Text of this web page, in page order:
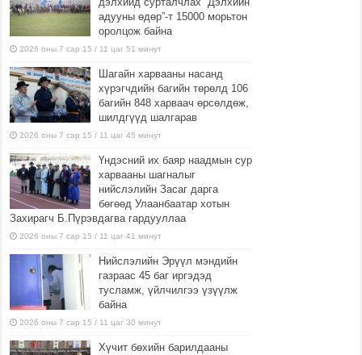
адууны өдөр”-т 15000 морьтон
оролцож байна
2026 оны 7 сар 15 / 11 цаг 51 минут
Шагайн харвааны насанд
хүрэгчдийн багийн төрөлд 106
багийн 848 харваач өрсөлдөж,
шилдгүүд шалгарав
2026 оны 7 сар 15 / 11 цаг 45 минут
Үндэсний их баяр наадмын сур
харвааны шагналыг
нийслэлийн Засаг дарга
бөгөөд Улаанбаатар хотын
Захирагч Б.Пүрэвдагва гардууллаа
2026 оны 7 сар 15 / 11 цаг 41 минут
Нийслэлийн Эрүүл мэндийн
газраас 45 баг иргэдэд
тусламж, үйлчилгээ үзүүлж
байна
2026 оны 7 сар 15 / 11 цаг 30 минут
Хүчит бөхийн барилдааны